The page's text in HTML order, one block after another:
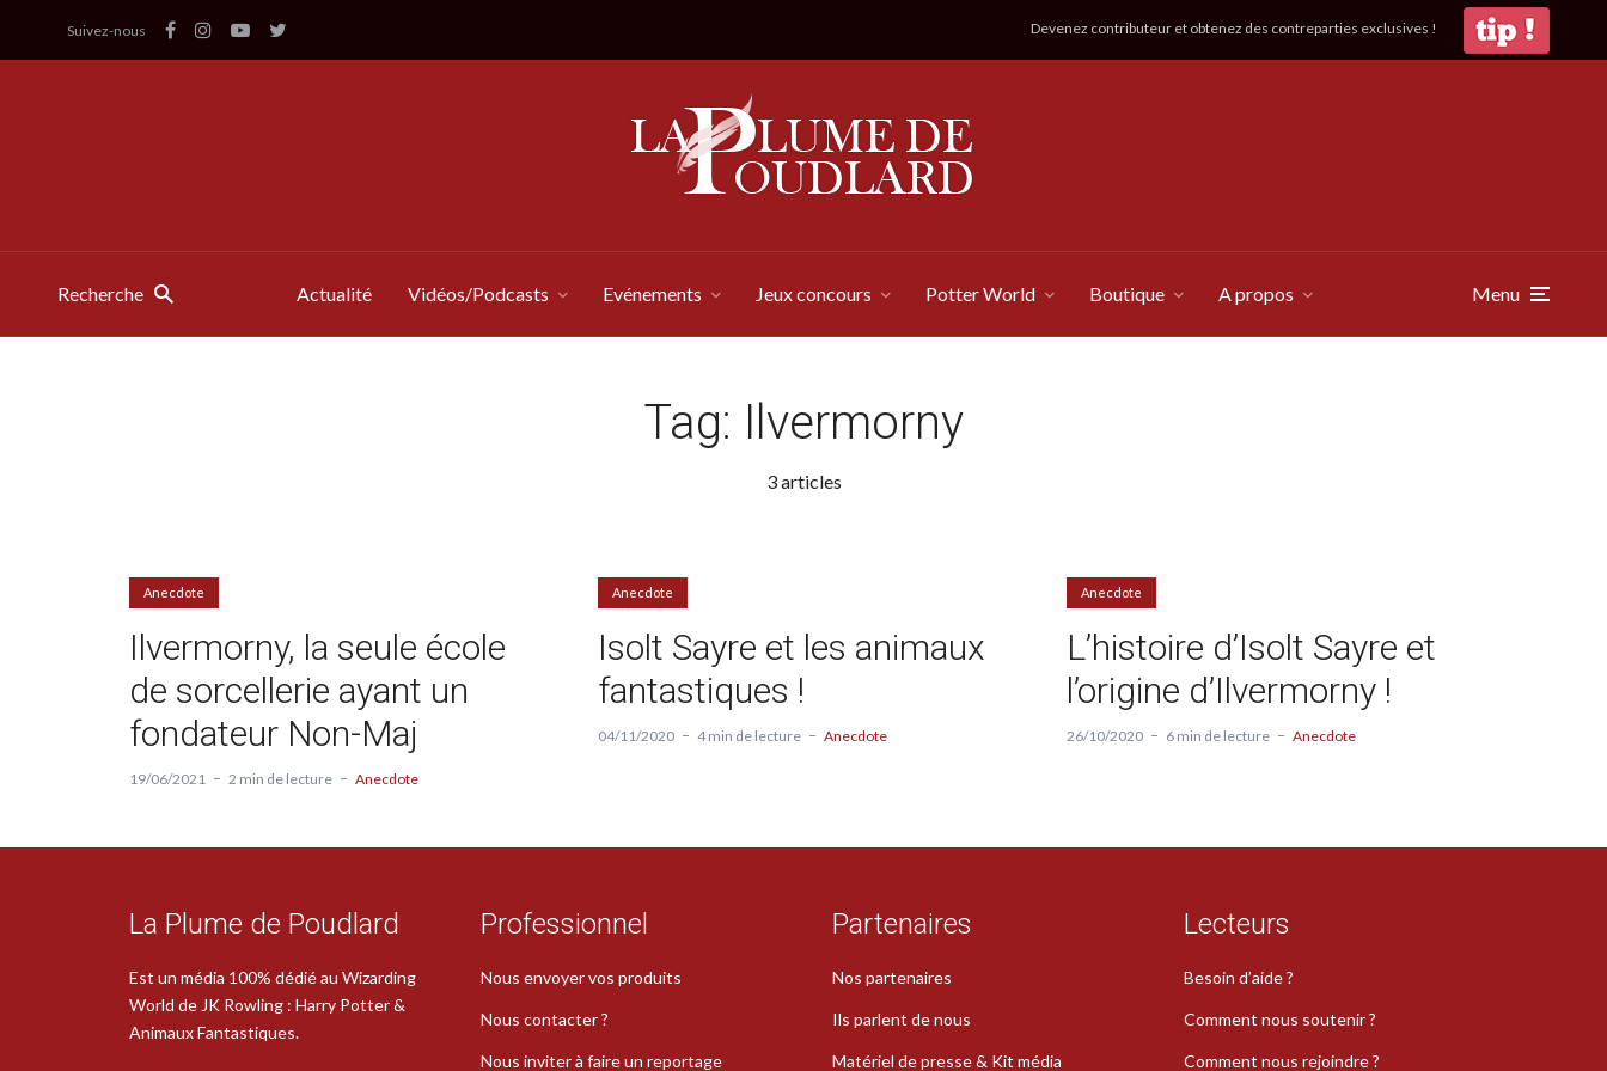
Suivez-nous Devenez contributeur et obtenez des contreparties exclusives !
Recherche Actualité Vidéos/Podcasts Evénements Jeux concours Potter World Boutique A propos Menu
Tag: Ilvermorny
3 articles
Anecdote
Ilvermorny, la seule école
de sorcellerie ayant un
fondateur Non-Maj
19/06/2021 2 min de lecture Anecdote
Anecdote
Isolt Sayre et les animaux
fantastiques !
04/11/2020 4 min de lecture Anecdote
Anecdote
L’histoire d’Isolt Sayre et
l’origine d’Ilvermorny !
26/10/2020 6 min de lecture Anecdote
La Plume de Poudlard
Est un média 100% dédié au Wizarding
World de JK Rowling : Harry Potter &
Animaux Fantastiques.
Professionnel
Nous envoyer vos produits
Nous contacter ?
Nous inviter à faire un reportage
Partenaires
Nos partenaires
Ils parlent de nous
Matériel de presse & Kit média
Lecteurs
Besoin d’aide ?
Comment nous soutenir ?
Comment nous rejoindre ?